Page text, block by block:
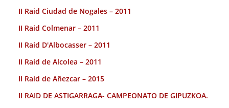
II Raid Ciudad de Nogales – 2011
II Raid Colmenar – 2011
II Raid D'Albocasser – 2011
II Raid de Alcolea – 2011
II Raid de Añezcar – 2015
II RAID DE ASTIGARRAGA- CAMPEONATO DE GIPUZKOA.